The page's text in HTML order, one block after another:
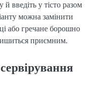
й введіть у тісто разом
можна замінити
або гречане борошно
приємним.